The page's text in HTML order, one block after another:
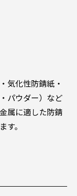
気化性防錆紙・
パウダー）など
属に適した防錆
す。